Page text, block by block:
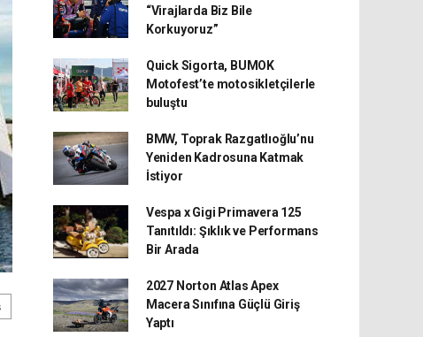
“Virajlarda Biz Bile
Korkuyoruz”
Quick Sigorta, BUMOK
Motofest’te motosikletçilerle
buluştu
BMW, Toprak Razgatlıoğlu’nu
Yeniden Kadrosuna Katmak
İstiyor
Vespa x Gigi Primavera 125
Tanıtıldı: Şıklık ve Performans
Bir Arada
2027 Norton Atlas Apex
Macera Sınıfına Güçlü Giriş
Yaptı